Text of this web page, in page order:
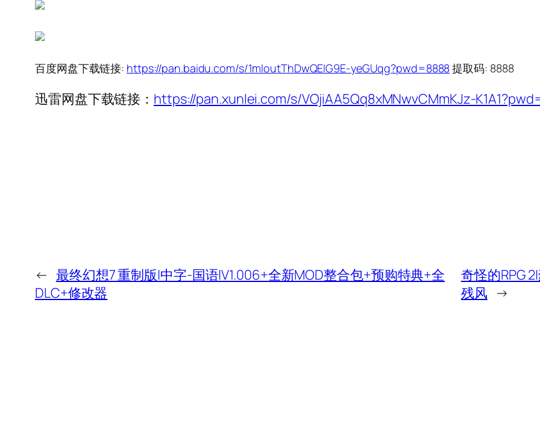
百度网盘下载链接: https://pan.baidu.com/s/1mloutThDwQEIG9E-yeGUqg?pwd=8888提取码: 8888
迅雷网盘下载链接： https://pan.xunlei.com/s/VOjiAA5Qq8xMNwvCMmKJz-
← 最终幻想7 重制版|中字-国语|V1.006+全新MOD整合包+预购特典+全
DLC+修改器
奇怪的RPG
残风 →